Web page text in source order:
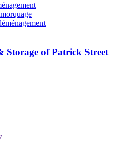
of Patrick Street